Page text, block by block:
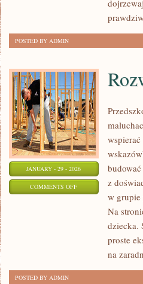
CHRZEŚCIJAŃSKIE
POSTED BY ADMIN
JANUARY - 29 - 2026
COMMENTS OFFON
NIEMOWLĄT
z
w grupie
Na
dziecka.
proste
na
POSTED BY ADMIN